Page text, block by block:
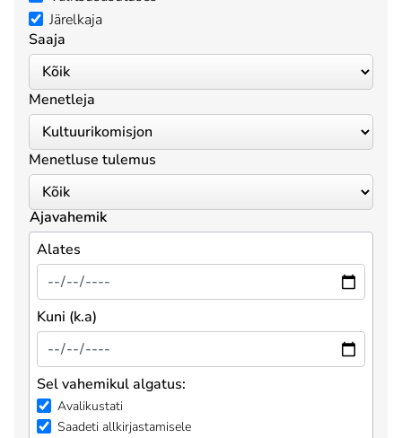
Järelkaja
Saaja
Menetleja
Menetluse tulemus
Ajavahemik
Alates
Kuni (k.a)
Sel vahemikul algatus:
Avalikustati
Saadeti allkirjastamisele